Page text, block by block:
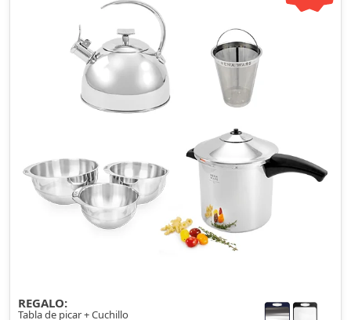
REGALO:
Tabla de picar + Cuchillo